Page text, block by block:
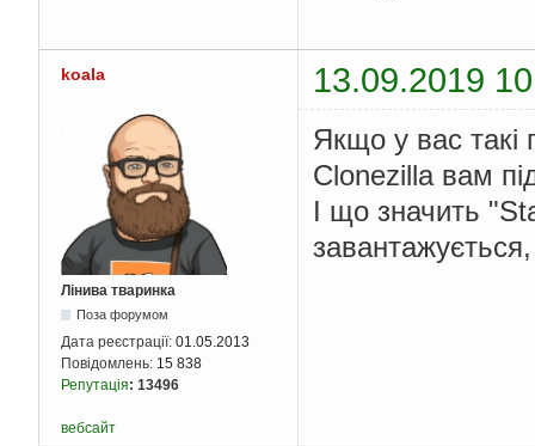
koala 13.09.2019
Лінива тваринка
Поза форумом
Дата реєстрації: 01.05.2013
Повідомлень: 15 838
Репутація: 13496
Якщо у вас
Clonezilla вам
І що значить
вебсайт